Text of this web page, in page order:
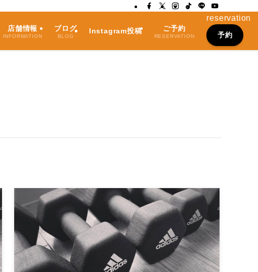
店舗情報
INFORMATION
ブログ
BLOG
Instagram投稿 ご予約
RESERVATION
reservation
予約